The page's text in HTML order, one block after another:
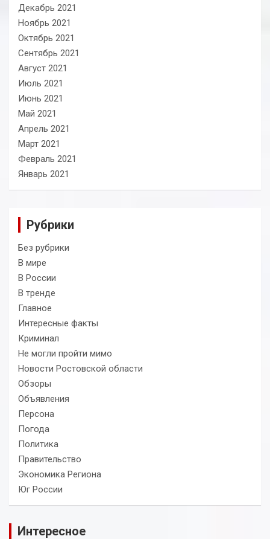
Декабрь 2021
Ноябрь 2021
Октябрь 2021
Сентябрь 2021
Август 2021
Июль 2021
Июнь 2021
Май 2021
Апрель 2021
Март 2021
Февраль 2021
Январь 2021
Рубрики
Без рубрики
В мире
В России
В тренде
Главное
Интересные факты
Криминал
Не могли пройти мимо
Новости Ростовской области
Обзоры
Объявления
Персона
Погода
Политика
Правительство
Экономика Региона
Юг России
Интересное